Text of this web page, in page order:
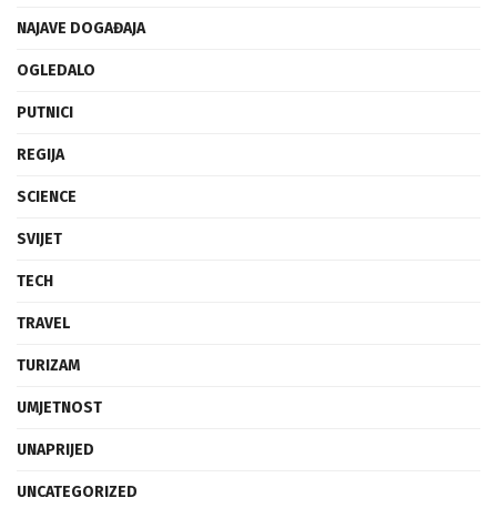
NAJAVE DOGAĐAJA
OGLEDALO
PUTNICI
REGIJA
SCIENCE
SVIJET
TECH
TRAVEL
TURIZAM
UMJETNOST
UNAPRIJED
UNCATEGORIZED